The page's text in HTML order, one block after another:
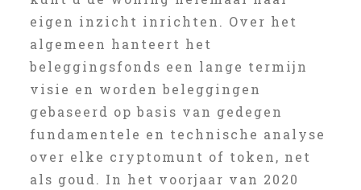
eigen inzicht inrichten. Over het
algemeen hanteert het
beleggingsfonds een lange termijn
visie en worden beleggingen
gebaseerd op basis van gedegen
fundamentele en technische analyse
over elke cryptomunt of token, net
als goud. In het voorjaar van 2020